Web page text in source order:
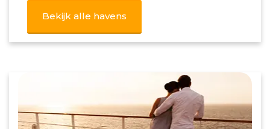
Bekijk alle havens